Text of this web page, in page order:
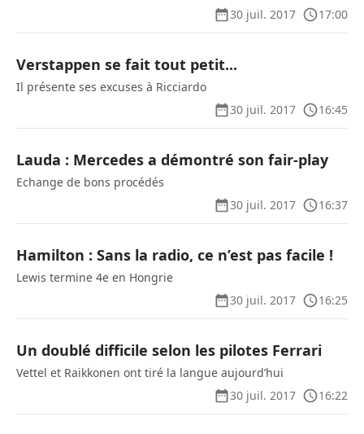
30 juil. 2017
17:00
Verstappen se fait tout petit...
Il présente ses excuses à Ricciardo
30 juil. 2017
16:45
Lauda : Mercedes a démontré son fair-play
Echange de bons procédés
30 juil. 2017
16:37
Hamilton : Sans la radio, ce n’est pas facile !
Lewis termine 4e en Hongrie
30 juil. 2017
16:25
Un doublé difficile selon les pilotes Ferrari
Vettel et Raikkonen ont tiré la langue aujourd’hui
30 juil. 2017
16:22